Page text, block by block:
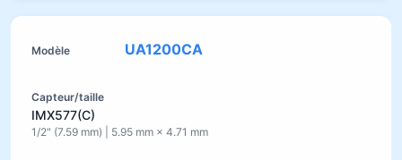
UA1200CA
IMX577(C)
1/2" (7.59 mm) | 5.95 mm × 4.71 mm